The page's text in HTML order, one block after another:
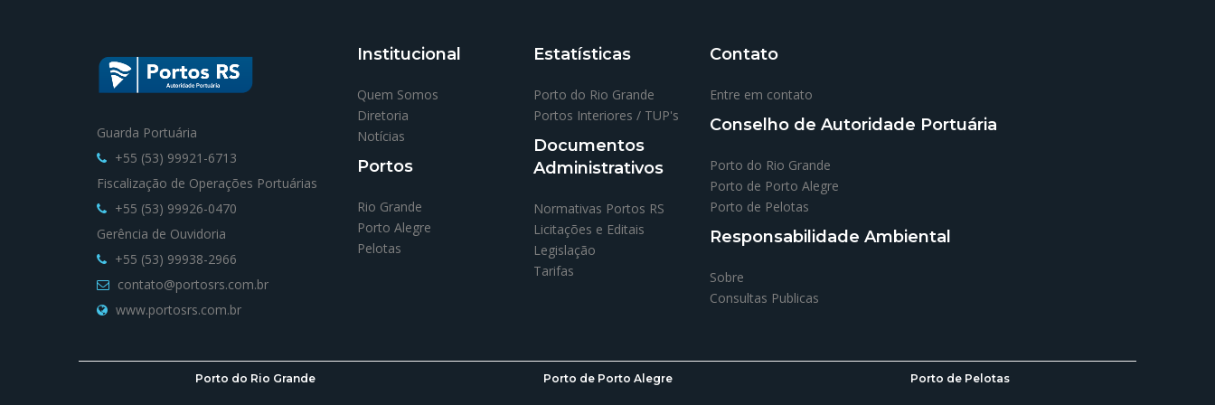
Guarda Portuária
+55 (53) 99921-6713
Fiscalização de Operações Portuárias
+55 (53) 99926-0470
Gerência de Ouvidoria
+55 (53) 99938-2966
contato@portosrs.com.br
www.portosrs.com.br
Institucional
Quem Somos
Diretoria
Notícias
Portos
Rio Grande
Porto Alegre
Pelotas
Estatísticas
Porto do Rio Grande
Portos Interiores / TUP's
Documentos
Administrativos
Normativas Portos RS
Licitações e Editais
Legislação
Tarifas
Contato
Entre em contato
Conselho de Autoridade Portuária
Porto do Rio Grande
Porto de Porto Alegre
Porto de Pelotas
Responsabilidade Ambiental
Sobre
Consultas Publicas
Porto do Rio Grande Porto de Porto Alegre Porto de Pelotas